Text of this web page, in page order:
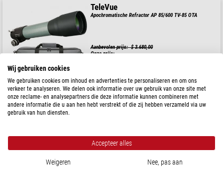
TeleVue
Apochromatische Refractor AP 85/600 TV-85 OTA
Aanbevolen prijs: $ 3.680,00
Onze prijs:
Klaar voor verzending in6-10 weken
TeleVue
Aanbevolen prijs: $ 3.680,00
Wij gebruiken cookies
We gebruiken cookies om inhoud en advertenties te personaliseren en om ons
verkeer te analyseren. We delen ook informatie over uw gebruik van onze site met
onze reclame- en analysepartners die deze informatie kunnen combineren met
andere informatie die u aan hen hebt verstrekt of die zij hebben verzameld via uw
gebruik van hun diensten.
Accepteer alles
Weigeren Nee, pas aan